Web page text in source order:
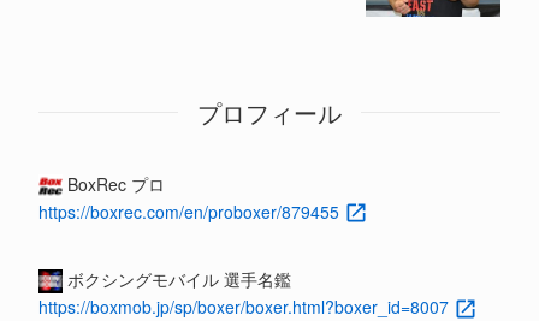
プロフィール
BoxRec プロ
https://boxrec.com/en/proboxer/879455
ボクシングモバイル 選手名鑑
https://boxmob.jp/sp/boxer/boxer.html?boxer_id=8007